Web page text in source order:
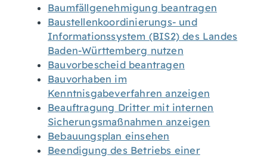
Baumfällgenehmigung beantragen
Baustellenkoordinierungs- und
Informationssystem (BIS2) des Landes
Baden-Württemberg nutzen
Bauvorbescheid beantragen
Bauvorhaben im
Kenntnisgabeverfahren anzeigen
Beauftragung Dritter mit internen
Sicherungsmaßnahmen anzeigen
Bebauungsplan einsehen
Beendigung des Betriebs einer